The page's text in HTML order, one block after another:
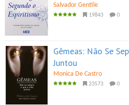
Salvador Gentile
19843 0
Gêmeas: Não Se
Juntou
Monica De Castro
23573 0